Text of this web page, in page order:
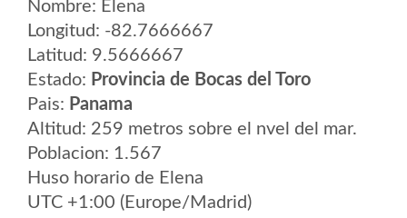
Nombre: Elena
Longitud: -82.7666667
Latitud: 9.5666667
Estado: Provincia de Bocas del Toro
Pais: Panama
Altitud: 259 metros sobre el nvel del mar.
Poblacion: 1.567
Huso horario de Elena
UTC +1:00 (Europe/Madrid)